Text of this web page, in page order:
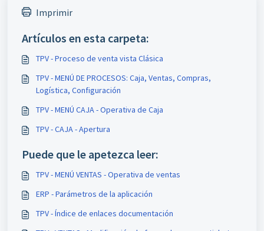
Imprimir
Artículos en esta carpeta:
TPV - Proceso de venta vista Clásica
TPV - MENÚ DE PROCESOS: Caja, Ventas, Compras,
Logística, Configuración
TPV - MENÚ CAJA - Operativa de Caja
TPV - CAJA - Apertura
Puede que le apetezca leer:
TPV - MENÚ VENTAS - Operativa de ventas
ERP - Parámetros de la aplicación
TPV - Índice de enlaces documentación